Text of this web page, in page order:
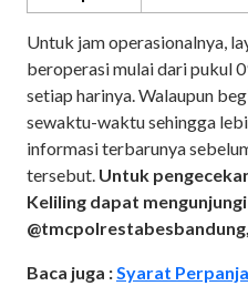
Untuk jam operasionalnya,
beroperasi mulai dari pukul
setiap harinya. Walaupun
sewaktu-waktu sehingga
informasi terbarunya
tersebut. Untuk
Keliling dapat
Baca juga :Syarat